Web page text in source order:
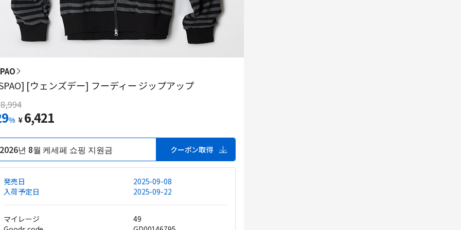
[ウェンズデー] フーディー ジップアップ
8,994
% ¥ 6,421
2026년 8월 케세페 쇼핑 지원금 クーポン取得
発売日
2025-09-08
入荷予定日
2025-09-22
マイレージ
49